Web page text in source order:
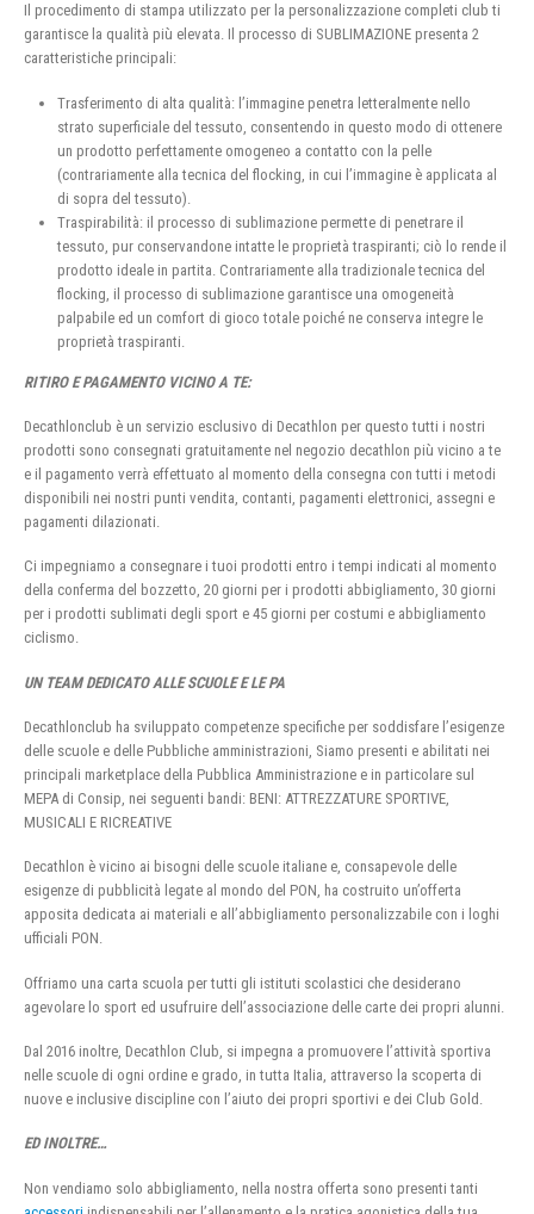
Il procedimento di stampa utilizzato per la personalizzazione completi club ti
garantisce la qualità più elevata. Il processo di SUBLIMAZIONE presenta 2
caratteristiche principali:
Trasferimento di alta qualità: l’immagine penetra letteralmente nello
strato superficiale del tessuto, consentendo in questo modo di ottenere
un prodotto perfettamente omogeneo a contatto con la pelle
(contrariamente alla tecnica del flocking, in cui l’immagine è applicata al
di sopra del tessuto).
Traspirabilità: il processo di sublimazione permette di penetrare il
tessuto, pur conservandone intatte le proprietà traspiranti; ciò lo rende il
prodotto ideale in partita. Contrariamente alla tradizionale tecnica del
flocking, il processo di sublimazione garantisce una omogeneità
palpabile ed un comfort di gioco totale poiché ne conserva integre le
proprietà traspiranti.
RITIRO E PAGAMENTO VICINO A TE:
Decathlonclub è un servizio esclusivo di Decathlon per questo tutti i nostri
prodotti sono consegnati gratuitamente nel negozio decathlon più vicino a te
e il pagamento verrà effettuato al momento della consegna con tutti i metodi
disponibili nei nostri punti vendita, contanti, pagamenti elettronici, assegni e
pagamenti dilazionati.
Ci impegniamo a consegnare i tuoi prodotti entro i tempi indicati al momento
della conferma del bozzetto, 20 giorni per i prodotti abbigliamento, 30 giorni
per i prodotti sublimati degli sport e 45 giorni per costumi e abbigliamento
ciclismo.
UN TEAM DEDICATO ALLE SCUOLE E LE PA
Decathlonclub ha sviluppato competenze specifiche per soddisfare l’esigenze
delle scuole e delle Pubbliche amministrazioni, Siamo presenti e abilitati nei
principali marketplace della Pubblica Amministrazione e in particolare sul
MEPA di Consip, nei seguenti bandi: BENI: ATTREZZATURE SPORTIVE,
MUSICALI E RICREATIVE
Decathlon è vicino ai bisogni delle scuole italiane e, consapevole delle
esigenze di pubblicità legate al mondo del PON, ha costruito un’offerta
apposita dedicata ai materiali e all’abbigliamento personalizzabile con i loghi
ufficiali PON.
Offriamo una carta scuola per tutti gli istituti scolastici che desiderano
agevolare lo sport ed usufruire dell’associazione delle carte dei propri alunni.
Dal 2016 inoltre, Decathlon Club, si impegna a promuovere l’attività sportiva
nelle scuole di ogni ordine e grado, in tutta Italia, attraverso la scoperta di
nuove e inclusive discipline con l’aiuto dei propri sportivi e dei Club Gold.
ED INOLTRE…
Non vendiamo solo abbigliamento, nella nostra offerta sono presenti tanti